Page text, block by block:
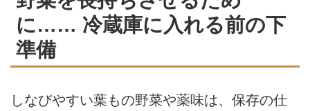
に…… 冷蔵庫に入れる前の下
準備
しなびやすい葉もの野菜や薬味は、保存の仕